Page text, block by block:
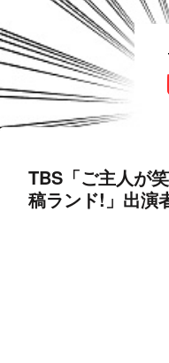
TBS「ご主人が
稿ランド!」出演